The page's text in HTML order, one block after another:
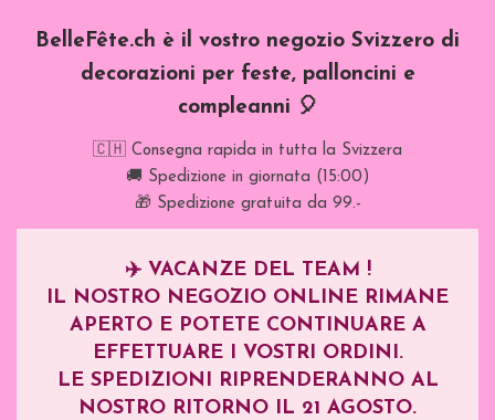
BelleFête.ch è il vostro negozio Svizzero di
decorazioni per feste, palloncini e
compleanni 🎈
🇨🇭 Consegna rapida in tutta la Svizzera
🚚 Spedizione in giornata (15:00)
🎁 Spedizione gratuita da 99.-
✈️ VACANZE DEL TEAM !
IL NOSTRO NEGOZIO ONLINE RIMANE
APERTO E POTETE CONTINUARE A
EFFETTUARE I VOSTRI ORDINI.
LE SPEDIZIONI RIPRENDERANNO AL
NOSTRO RITORNO IL 21 AGOSTO.